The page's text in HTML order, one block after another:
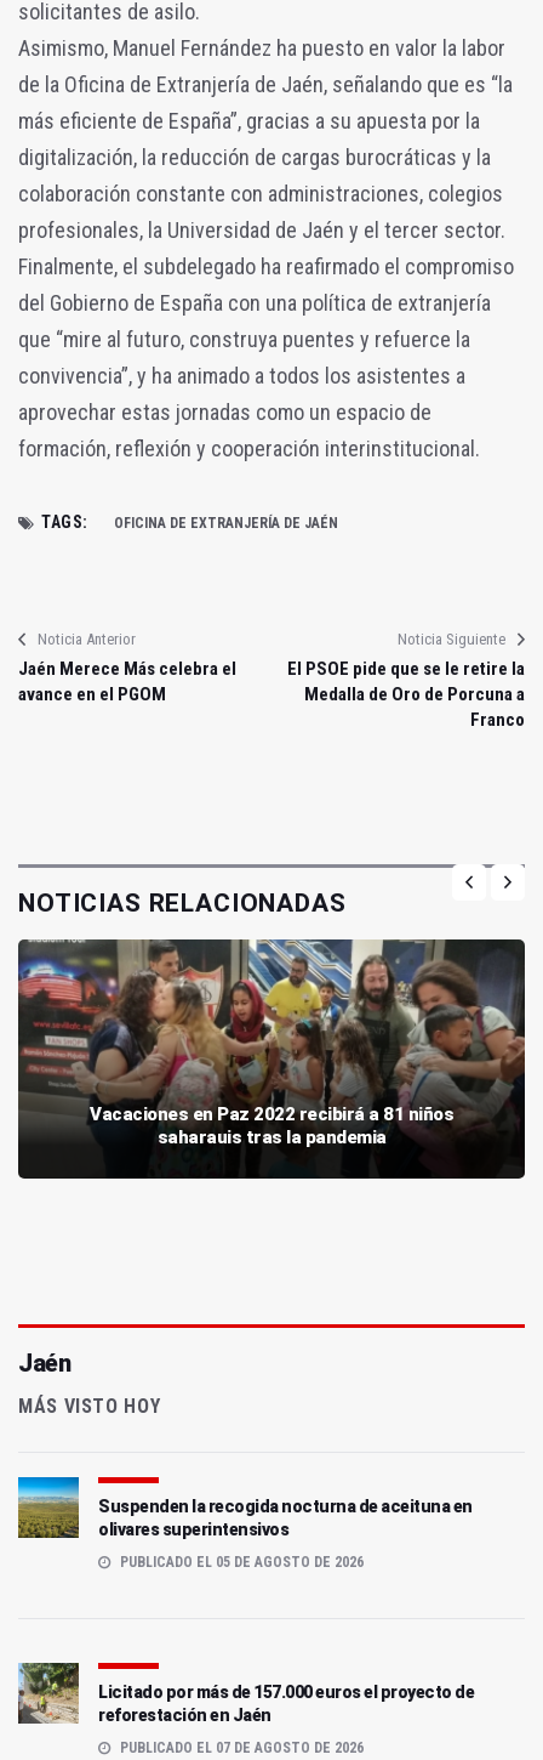
solicitantes de asilo.
Asimismo, Manuel Fernández ha puesto en valor la labor
de la Oficina de Extranjería de Jaén, señalando que es “la
más eficiente de España”, gracias a su apuesta por la
digitalización, la reducción de cargas burocráticas y la
colaboración constante con administraciones, colegios
profesionales, la Universidad de Jaén y el tercer sector.
Finalmente, el subdelegado ha reafirmado el compromiso
del Gobierno de España con una política de extranjería
que “mire al futuro, construya puentes y refuerce la
convivencia”, y ha animado a todos los asistentes a
aprovechar estas jornadas como un espacio de
formación, reflexión y cooperación interinstitucional.
TAGS: OFICINA DE EXTRANJERÍA DE JAÉN
Noticia Anterior
Jaén Merece Más celebra el
avance en el PGOM
Noticia Siguiente
El PSOE pide que se le retire la
Medalla de Oro de Porcuna a
Franco
NOTICIAS RELACIONADAS
Vacaciones en Paz 2022 recibirá a 81 niños
saharauis tras la pandemia
Jaén
MÁS VISTO HOY
Suspenden la recogida nocturna de aceituna en
olivares superintensivos
PUBLICADO EL 05 DE AGOSTO DE 2026
Licitado por más de 157.000 euros el proyecto de
reforestación en Jaén
PUBLICADO EL 07 DE AGOSTO DE 2026